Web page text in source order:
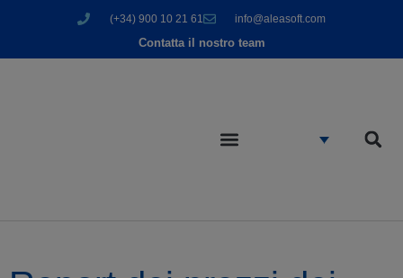
(+34) 900 10 21 61 info@aleasoft.com
Contatta il nostro team